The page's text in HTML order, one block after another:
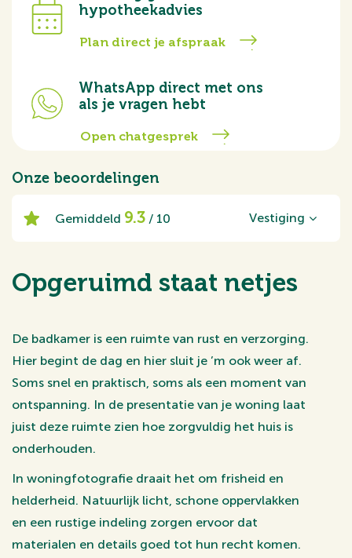
hypotheekadvies
Plan direct je afspraak
WhatsApp direct met ons
als je vragen hebt
Open chatgesprek
Onze beoordelingen
Gemiddeld 9.3 / 10 Vestiging
Opgeruimd staat netjes
De badkamer is een ruimte van rust en verzorging.
Hier begint de dag en hier sluit je ’m ook weer af.
Soms snel en praktisch, soms als een moment van
ontspanning. In de presentatie van je woning laat
juist deze ruimte zien hoe zorgvuldig het huis is
onderhouden.
In woningfotografie draait het om frisheid en
helderheid. Natuurlijk licht, schone oppervlakken
en een rustige indeling zorgen ervoor dat
materialen en details goed tot hun recht komen.